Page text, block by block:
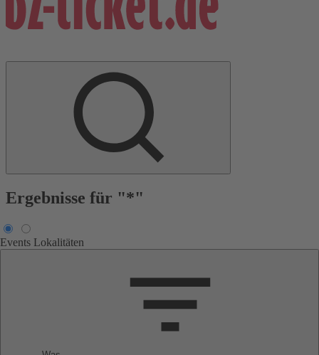
Ergebnisse für "*"
Events Lokalitäten